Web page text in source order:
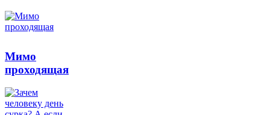
Мимо
проходящая